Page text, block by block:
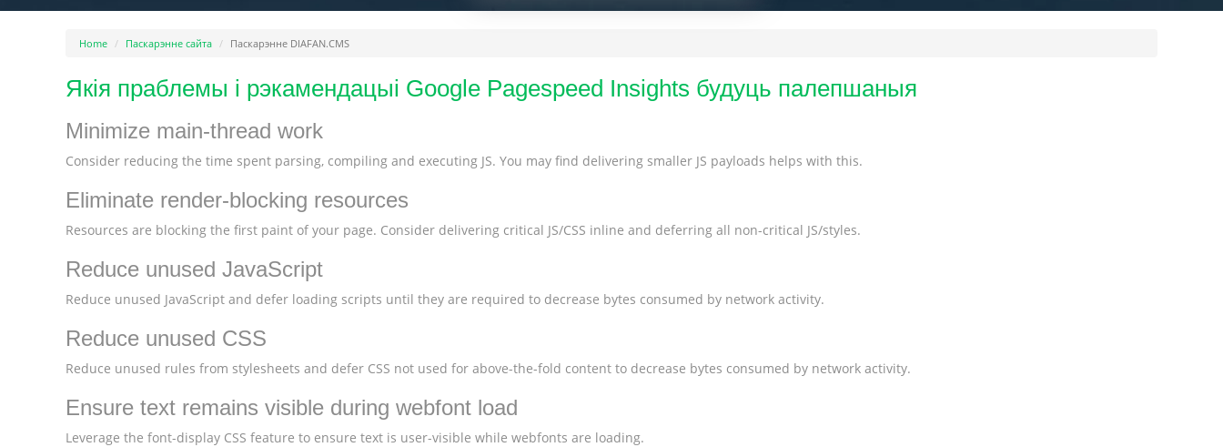
Home Паскарэнне сайта Паскарэнне DIAFAN.CMS
Якія праблемы і рэкамендацыі Google Pagespeed Insights будуць палепшаныя
Minimize main-thread work
Consider reducing the time spent parsing, compiling and executing JS. You may find delivering smaller JS payloads helps with this.
Eliminate render-blocking resources
Resources are blocking the first paint of your page. Consider delivering critical JS/CSS inline and deferring all non-critical JS/styles.
Reduce unused JavaScript
Reduce unused JavaScript and defer loading scripts until they are required to decrease bytes consumed by network activity.
Reduce unused CSS
Reduce unused rules from stylesheets and defer CSS not used for above-the-fold content to decrease bytes consumed by network activity.
Ensure text remains visible during webfont load
Leverage the font-display CSS feature to ensure text is user-visible while webfonts are loading.